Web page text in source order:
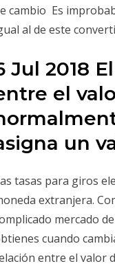
cambio Es
al de este
Jul 2018
el
un
tasas para giros
extranjera.
mercado
cuando
entre el valor